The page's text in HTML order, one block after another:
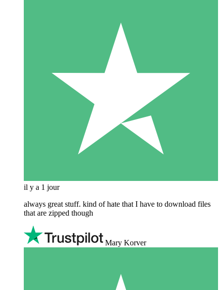
il y a 1 jour
always great stuff. kind of hate that I have to download files
that are zipped though
Mary Korver